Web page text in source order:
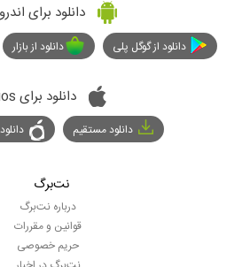
دانلود برای
دانلود از گوگل پلی دانلود از بازار
دانلود برای ios
دانلود مستقیم
نت‌برگ
درباره نت‌برگ
قوانین و مقررات
حریم خصوصی